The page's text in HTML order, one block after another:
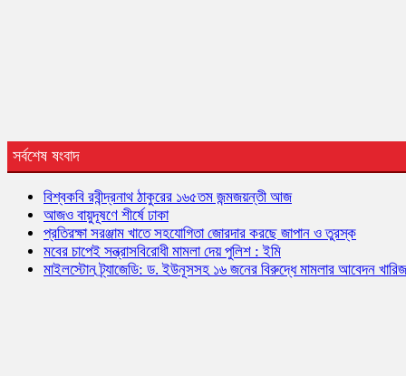
সর্বশেষ ষংবাদ
বিশ্বকবি রবীন্দ্রনাথ ঠাকুরের ১৬৫তম জন্মজয়ন্তী আজ
আজও বায়ুদূষণে শীর্ষে ঢাকা
প্রতিরক্ষা সরঞ্জাম খাতে সহযোগিতা জোরদার করছে জাপান ও তুরস্ক
মবের চাপেই সন্ত্রাসবিরোধী মামলা দেয় পুলিশ : ইমি
মাইলস্টোন ট্র্যাজেডি: ড. ইউনূসসহ ১৬ জনের বিরুদ্ধে মামলার আবেদন খারিজ